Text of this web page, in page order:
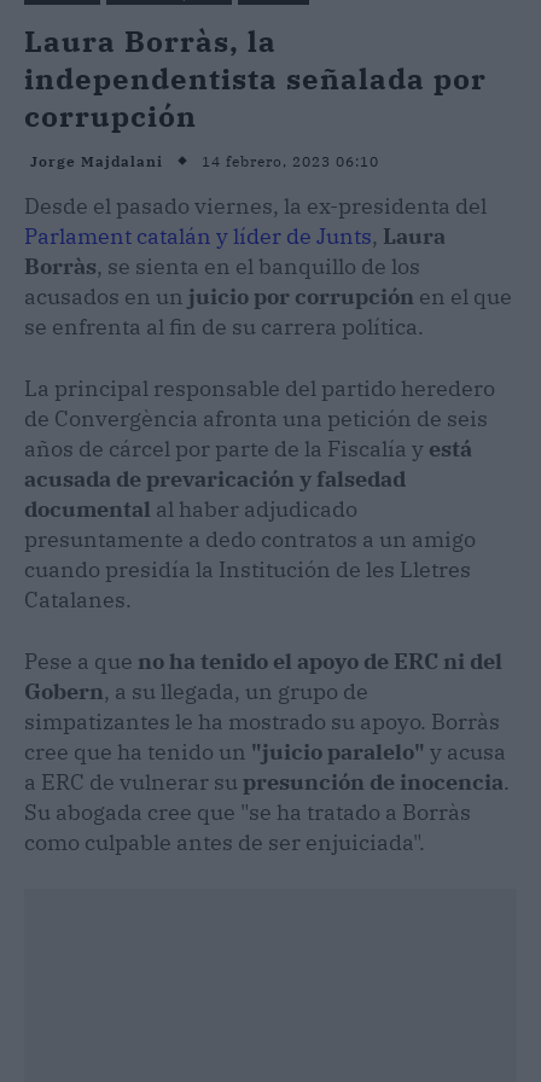
Laura Borràs, la
independentista señalada por
corrupción
Jorge Majdalani 14 febrero, 2023 06:10
Desde el pasado viernes, la ex-presidenta del
Parlament catalán y líder de Junts, Laura
Borràs, se sienta en el banquillo de los
acusados en un juicio por corrupción en el que
se enfrenta al fin de su carrera política.
La principal responsable del partido heredero
de Convergència afronta una petición de seis
años de cárcel por parte de la Fiscalía y está
acusada de prevaricación y falsedad
documental al haber adjudicado
presuntamente a dedo contratos a un amigo
cuando presidía la Institución de les Lletres
Catalanes.
Pese a que no ha tenido el apoyo de ERC ni del
Gobern, a su llegada, un grupo de
simpatizantes le ha mostrado su apoyo. Borràs
cree que ha tenido un "juicio paralelo" y acusa
a ERC de vulnerar supresunción de inocencia.
Su abogada cree que "se ha tratado a Borràs
como culpable antes de ser enjuiciada".